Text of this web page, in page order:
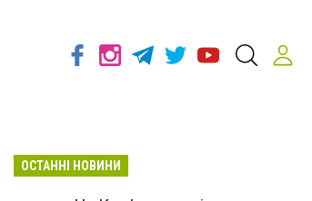
ОСТАННІ НОВИНИ